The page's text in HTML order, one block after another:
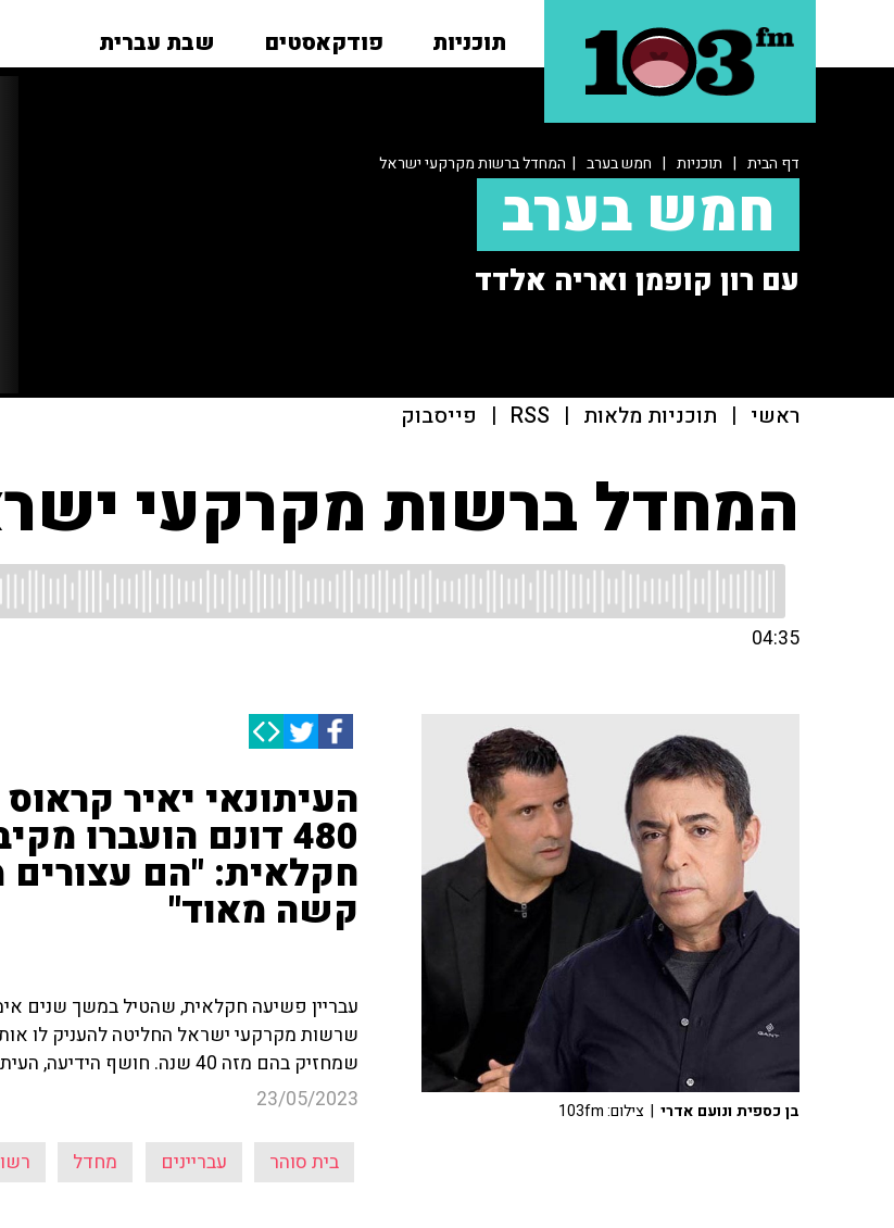
תוכניות פודקאסטים שבת עברית
דף הבית | תוכניות | חמש בערב | המחדל ברשות מקרקעי ישראל
חמש בערב
עם רון קופמן ואריה אלדד
ראשי | תוכניות מלאות |
RSS
| פייסבוק
המחדל ברשות מקרקעי
04:35
העיתונאי יאיר
480 דונם הועברו
חקלאית: "הם עצורים
קשה מאוד"
שרשות מקרקעי ישראל החליטה להעניק לו
שמחזיק בהם מזה 40 שנה. חושף הידיעה, העיתונאי יאיר קראוס ('ידיעות אחרונות'), הביא את כל הפרטים.
23/05/2023
בית סוהר עבריינים מחדל
בן כספית ונועם אדרי | צילום: 103fm